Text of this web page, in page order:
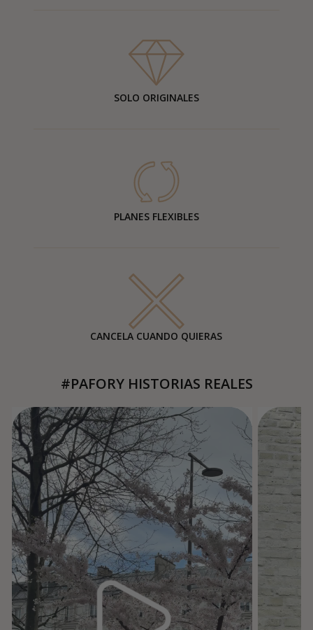
SOLO ORIGINALES
PLANES FLEXIBLES
CANCELA CUANDO QUIERAS
#PAFORY HISTORIAS REALES